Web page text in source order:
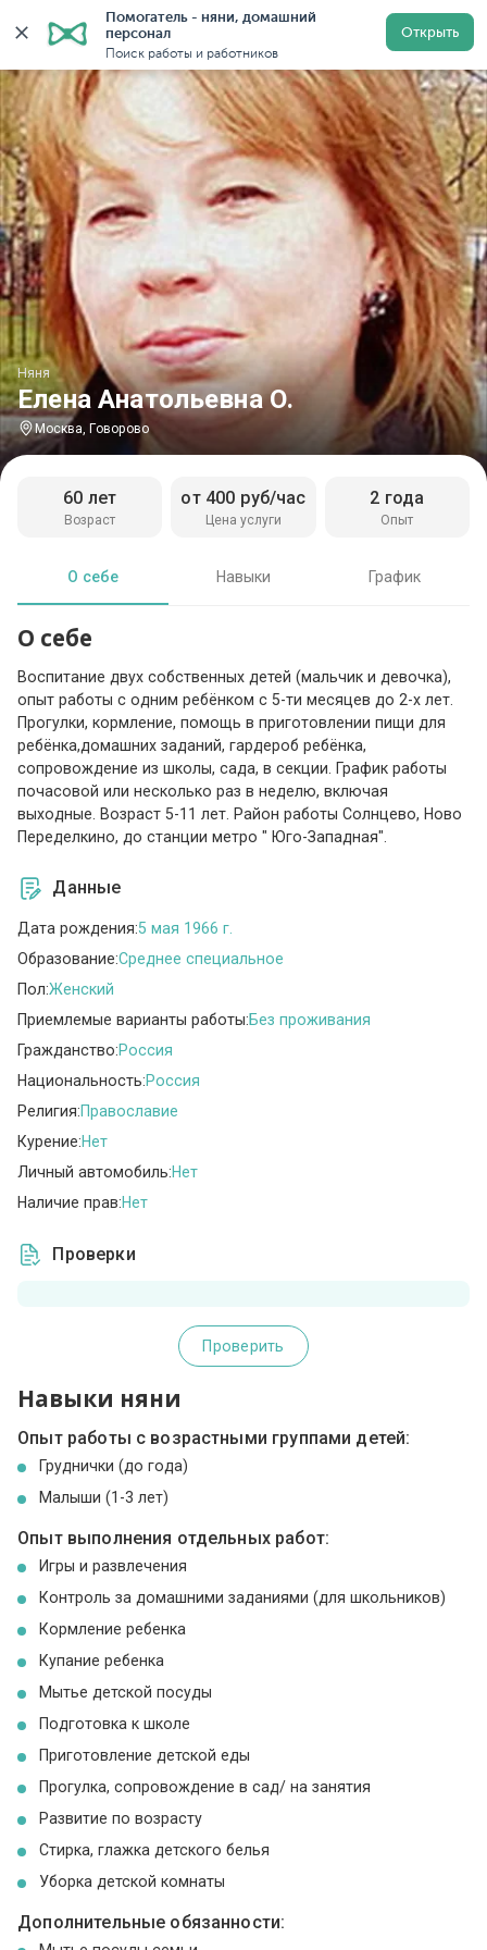
Помогатель - няни, домашний
персонал
Поиск работы и работников
Открыть
Главная Няни Няни в Москве Няни у метро
Елена Анатольевна О.
Няня
Москва, Говорово
Возраст
60 лет
Цена услуги
от 400 руб/час
Опыт
2 года
О себе Навыки График
О себе
Воспитание двух собственных детей (мальчик и девочка),
опыт работы с одним ребёнком с 5-ти месяцев до 2-х лет.
Прогулки, кормление, помощь в приготовлении пищи для
ребёнка,домашних заданий, гардероб ребёнка,
сопровождение из школы, сада, в секции. График работы
почасовой или несколько раз в неделю, включая
выходные. Возраст 5-11 лет. Район работы Солнцево, Ново
Переделкино, до станции метро " Юго-Западная".
Данные
Дата рождения:5 мая 1966 г.
Образование:Среднее специальное
Пол:Женский
Приемлемые варианты работы:Без проживания
Гражданство:Россия
Национальность:Россия
Религия:Православие
Курение:Нет
Личный автомобиль:Нет
Наличие прав:Нет
Проверки
Проверить
Навыки няни
Опыт работы с возрастными группами детей:
Груднички (до года)
Малыши (1-3 лет)
Опыт выполнения отдельных работ:
Игры и развлечения
Контроль за домашними заданиями (для школьников)
Кормление ребенка
Купание ребенка
Мытье детской посуды
Подготовка к школе
Приготовление детской еды
Прогулка, сопровождение в сад/ на занятия
Развитие по возрасту
Стирка, глажка детского белья
Уборка детской комнаты
Дополнительные обязанности: